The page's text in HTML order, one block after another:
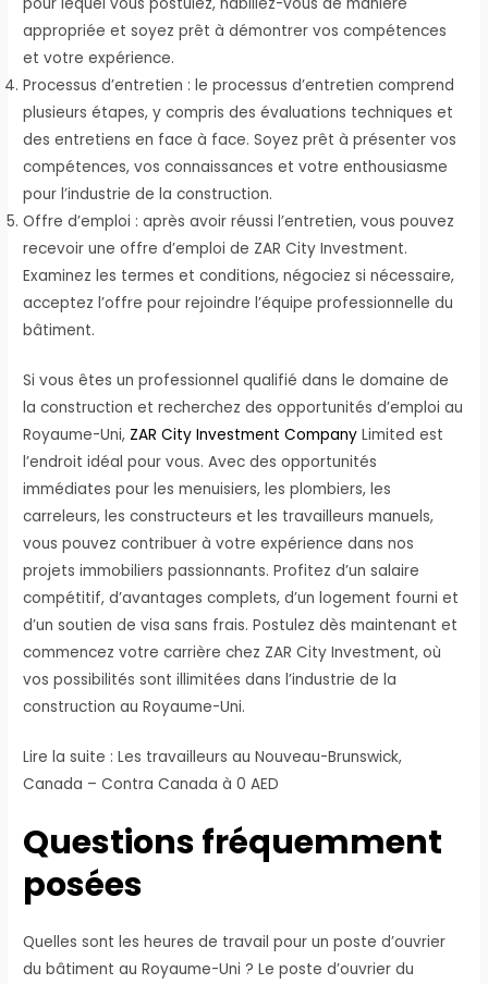
appropriée et soyez prêt à démontrer vos compétences
et votre expérience.
Processus d’entretien : le processus d’entretien comprend
plusieurs étapes, y compris des évaluations techniques et
des entretiens en face à face. Soyez prêt à présenter vos
compétences, vos connaissances et votre enthousiasme
pour l’industrie de la construction.
Offre d’emploi : après avoir réussi l’entretien, vous pouvez
recevoir une offre d’emploi de ZAR City Investment.
Examinez les termes et conditions, négociez si nécessaire,
acceptez l’offre pour rejoindre l’équipe professionnelle du
bâtiment.
Si vous êtes un professionnel qualifié dans le domaine de
la construction et recherchez des opportunités d’emploi au
Royaume-Uni, ZAR City Investment Company Limited est
l’endroit idéal pour vous. Avec des opportunités
immédiates pour les menuisiers, les plombiers, les
carreleurs, les constructeurs et les travailleurs manuels,
vous pouvez contribuer à votre expérience dans nos
projets immobiliers passionnants. Profitez d’un salaire
compétitif, d’avantages complets, d’un logement fourni et
d’un soutien de visa sans frais. Postulez dès maintenant et
commencez votre carrière chez ZAR City Investment, où
vos possibilités sont illimitées dans l’industrie de la
construction au Royaume-Uni.
Lire la suite : Les travailleurs au Nouveau-Brunswick,
Canada – Contra Canada à 0 AED
Questions fréquemment
posées
Quelles sont les heures de travail pour un poste d’ouvrier
du bâtiment au Royaume-Uni ? Le poste d’ouvrier du